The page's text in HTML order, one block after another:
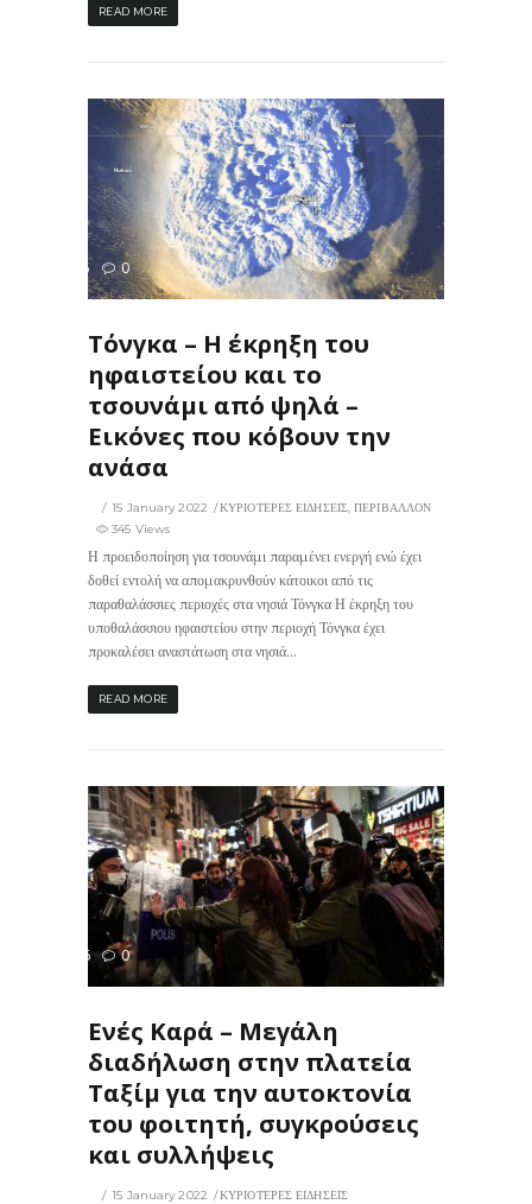
READ MORE
345 0
Τόνγκα – Η έκρηξη του
ηφαιστείου και το
τσουνάμι από ψηλά –
Εικόνες που κόβουν την
ανάσα
15 January 2022 ΚΥΡΙΟΤΕΡΕΣ ΕΙΔΗΣΕΙΣ,ΠΕΡΙΒΑΛΛΟΝ
345 Views
Η προειδοποίηση για τσουνάμι παραμένει ενεργή ενώ έχει
δοθεί εντολή να απομακρυνθούν κάτοικοι από τις
παραθαλάσσιες περιοχές στα νησιά Τόνγκα Η έκρηξη του
υποθαλάσσιου ηφαιστείου στην περιοχή Τόνγκα έχει
προκαλέσει αναστάτωση στα νησιά...
READ MORE
306 0
Ενές Καρά – Μεγάλη
διαδήλωση στην πλατεία
Ταξίμ για την αυτοκτονία
του φοιτητή, συγκρούσεις
και συλλήψεις
15 January 2022
ΚΥΡΙΟΤΕΡΕΣ ΕΙΔΗΣΕΙΣ